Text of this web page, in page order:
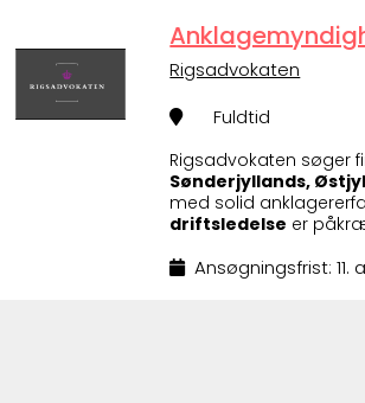
Rigsadvokaten
Fuldtid
Rigsadvokaten søger
Sønderjyllands,
med solid
driftsledelse er
Ansøgningsfrist: 11.